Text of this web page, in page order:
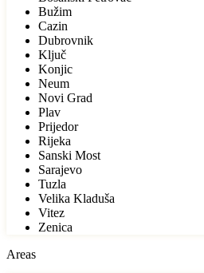
Bužim
Cazin
Dubrovnik
Ključ
Konjic
Neum
Novi Grad
Plav
Prijedor
Rijeka
Sanski Most
Sarajevo
Tuzla
Velika Kladuša
Vitez
Zenica
Areas